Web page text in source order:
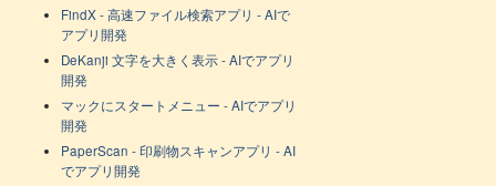
FindX - 高速ファイル検索アプリ - AIで
アプリ開発
DeKanji 文字を大きく表示 - AIでアプリ
開発
マックにスタートメニュー - AIでアプリ
開発
PaperScan - 印刷物スキャンアプリ - AI
でアプリ開発